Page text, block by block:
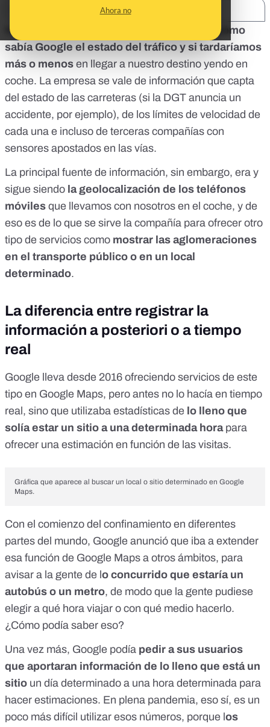
Ahora no
Mucha gente se preguntaba en su momento
cómo
sabía Google el estado del tráfico y si tardaríamos
más o menos en llegar a nuestro destino yendo en
coche. La empresa se vale de información que capta
del estado de las carreteras (si la DGT anuncia un
accidente, por ejemplo), de los límites de velocidad de
cada una e incluso de terceras compañías con
sensores apostados en las vías.
La principal fuente de información, sin embargo, era y
sigue siendo la geolocalización de los teléfonos
móviles que llevamos con nosotros en el coche, y de
eso es de lo que se sirve la compañía para ofrecer otro
tipo de servicios como mostrar las aglomeraciones
en el transporte público o en un local
determinado.
La diferencia entre registrar la
información a posteriori o a tiempo
real
Google lleva desde 2016 ofreciendo servicios de este
tipo en Google Maps, pero antes no lo hacía en tiempo
real, sino que utilizaba estadísticas de lo lleno que
solía estar un sitio a una determinada horapara
ofrecer una estimación en función de las visitas.
Gráfica que aparece al buscar un local o sitio determinado en Google
Maps.
Con el comienzo del confinamiento en diferentes
partes del mundo, Google anunció que iba a extender
esa función de Google Maps a otros ámbitos, para
avisar a la gente de l o concurrido que estaría un
autobús o un metro, de modo que la gente pudiese
elegir a qué hora viajar o con qué medio hacerlo.
¿Cómo podía saber eso?
Una vez más, Google podía pedir a sus usuarios
que aportaran información de lo lleno que está un
sitio un día determinado a una hora determinada para
hacer estimaciones. En plena pandemia, eso sí, es un
poco más difícil utilizar esos números, porque l os